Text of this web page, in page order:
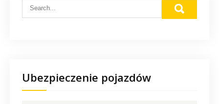
Ubezpieczenie pojazdów